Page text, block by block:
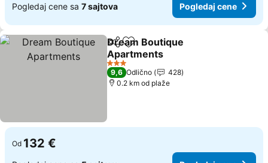
Pogledaj cene sa 7 sajtova Pogledaj cene
Deli Dodati u favorite
Dream Boutique
Apartments
3 Zvezdice
9,6 Odlično
428
0.2 km od plaže
Od 132 €